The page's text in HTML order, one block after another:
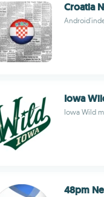
Croatia
Iowa
Iowa Wild
48pm